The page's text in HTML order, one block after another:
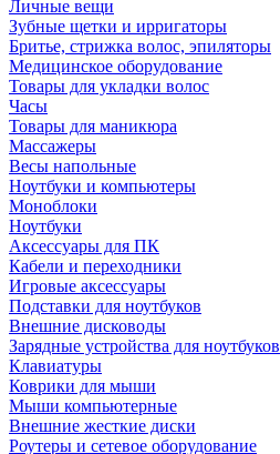
Личные вещи
Зубные щетки и ирригаторы
Бритье, стрижка волос, эпиляторы
Медицинское оборудование
Товары для укладки волос
Часы
Товары для маникюра
Массажеры
Весы напольные
Ноутбуки и компьютеры
Моноблоки
Ноутбуки
Аксессуары для ПК
Кабели и переходники
Игровые аксессуары
Подставки для ноутбуков
Внешние дисководы
Зарядные устройства для ноутбуков
Клавиатуры
Коврики для мыши
Мыши компьютерные
Внешние жесткие диски
Роутеры и сетевое оборудование